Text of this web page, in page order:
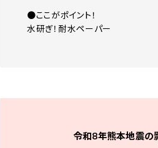
●ここがポイント！
水研ぎ！耐水ペーパー
令和8年熊本地震の